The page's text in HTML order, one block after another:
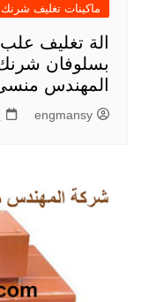
ماكينات تغليف شرنك
الة تغليف علب
المهندس
engmansy